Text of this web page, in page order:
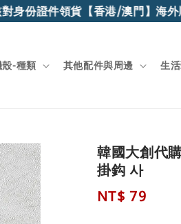
份證件領貨【香港/澳門】海外
-種類 其他配件與周邊 生
韓國大創代
掛鈎 사
Regular
NT$ 79